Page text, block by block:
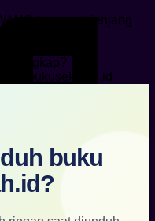
termasuk jenjang
lengkap?
by bukusekolah.id
buku